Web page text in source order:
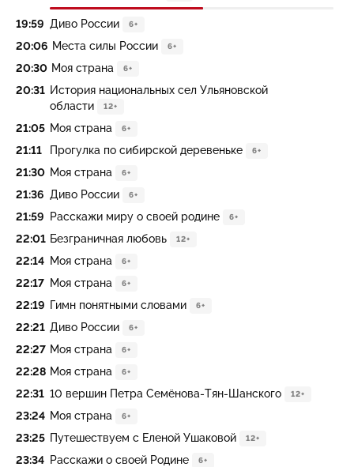
19:59 Диво России 6+
20:06 Места силы России 6+
20:30 Моя страна 6+
20:31 История национальных сел Ульяновской
области
12+
21:05 Моя страна 6+
21:11 Прогулка по сибирской деревеньке 6+
21:30 Моя страна 6+
21:36 Диво России 6+
21:59 Расскажи миру о своей родине 6+
22:01 Безграничная любовь 12+
22:14 Моя страна 6+
22:17 Моя страна 6+
22:19 Гимн понятными словами 6+
22:21 Диво России 6+
22:27 Моя страна 6+
22:28 Моя страна 6+
22:31 10 вершин Петра Семёнова-Тян-Шанского 12+
23:24 Моя страна 6+
23:25 Путешествуем с Еленой Ушаковой 12+
23:34 Расскажи о своей Родине 6+